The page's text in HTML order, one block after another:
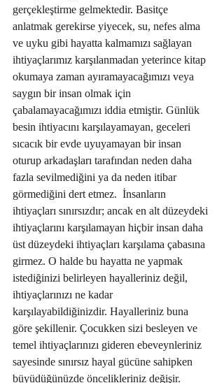
gerçekleştirme gelmektedir. Basitçe
anlatmak gerekirse yiyecek, su, nefes alma
ve uyku gibi hayatta kalmamızı sağlayan
ihtiyaçlarımız karşılanmadan yeterince kitap
okumaya zaman ayıramayacağımızı veya
saygın bir insan olmak için
çabalamayacağımızı iddia etmiştir. Günlük
besin ihtiyacını karşılayamayan, geceleri
sıcacık bir evde uyuyamayan bir insan
oturup arkadaşları tarafından neden daha
fazla sevilmediğini ya da neden itibar
görmediğini dert etmez.  İnsanların
ihtiyaçları sınırsızdır; ancak en alt düzeydeki
ihtiyaçlarını karşılamayan hiçbir insan daha
üst düzeydeki ihtiyaçları karşılama çabasına
girmez. O halde bu hayatta ne yapmak
istediğinizi belirleyen hayalleriniz değil,
ihtiyaçlarınızı ne kadar
karşılayabildiğinizdir. Hayalleriniz buna
göre şekillenir. Çocukken sizi besleyen ve
temel ihtiyaçlarınızı gideren ebeveynleriniz
sayesinde sınırsız hayal gücüne sahipken
büyüdüğünüzde öncelikleriniz değişir.